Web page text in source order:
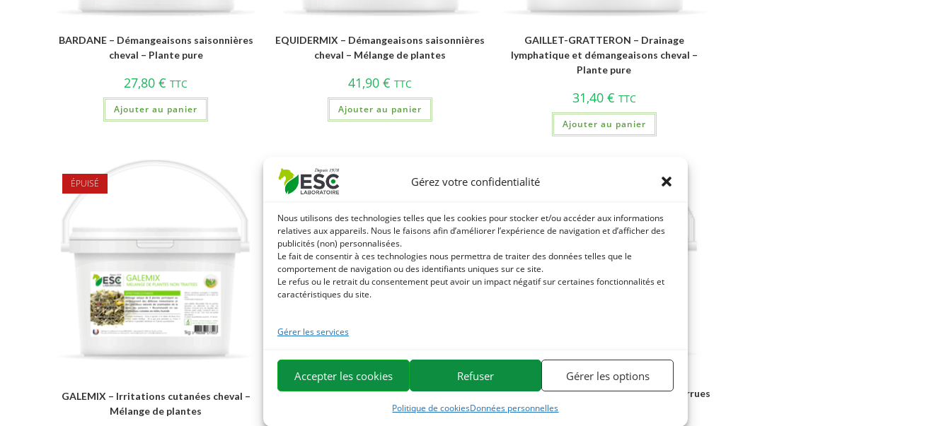
Gérez votre confidentialité
Nous utilisons des technologies telles que les cookies pour stocker et/ou accéder aux informations
relatives aux appareils. Nous le faisons afin d’améliorer l’expérience de navigation et d’afficher des
publicités (non) personnalisées.
Le fait de consentir à ces technologies nous permettra de traiter des données telles que le
comportement de navigation ou des identifiants uniques sur ce site.
Le refus ou le retrait du consentement peut avoir un impact négatif sur certaines fonctionnalités et
caractéristiques du site.
Gérer les services
Accepter les cookies Refuser Gérer les options
Politique de cookiesDonnées personnelles
BARDANE – Démangeaisons saisonnières
cheval – Plante pure
27,80€ TTC
Ajouter au panier
EQUIDERMIX – Démangeaisons saisonnières
cheval – Mélange de plantes
41,90 € TTC
Ajouter au panier
GAILLET-GRATTERON – Drainage
lymphatique et démangeaisons cheval –
Plante pure
31,40 € TTC
Ajouter au panier
ÉPUISÉ
GALEMIX – Irritations cutanées cheval –
Mélange de plantes
cutanées cheval – Plante pure
SARCOMIX MELANGE DE PLANTES – Verrues